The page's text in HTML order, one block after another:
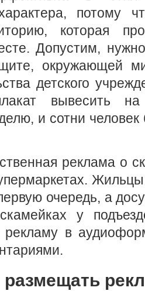
потому
которая
Допустим,
окружающей
детского
вывесить
и сотни человек
реклама о
очередь, а
у
рекламу в